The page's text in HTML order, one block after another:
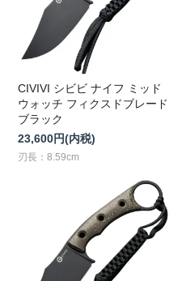
CIVIVI シビビ ナイフ ミッド
ウォッチ フィクスドブレード
ブラック
23,600円(内税)
刃長：8.59cm